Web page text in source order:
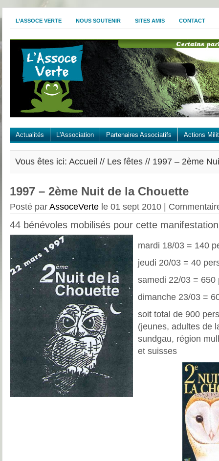
L’ASSOCE VERTE NOUS SOUTENIR SITES AMIS CONTACT
Actualités L'Association Partenaires Associatifs Actions
Vous êtes ici: Accueil // Les fêtes // 1997 – 2ème
1997 – 2ème Nuit de la Chouette
Posté par AssoceVerte le 01 sept 2010 |
44 bénévoles mobilisés pour cette manifestation
mardi 18/03 = 140
jeudi 20/03 = 40
samedi 22/03 = 650
dimanche 23/03 =
soit total de 900
(jeunes, adultes de
sundgau, région
et suisses